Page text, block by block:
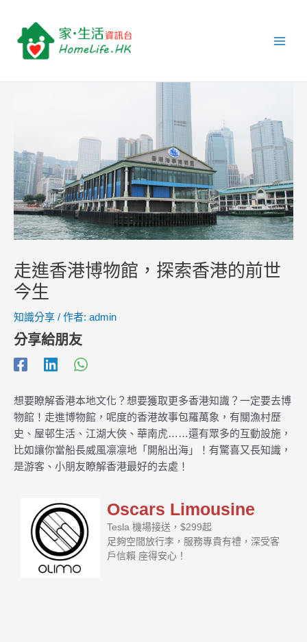
走進香港博物館，探索香港的前世
今生
知識分享 / 作者: admin
分享給朋友
想要瞭解香港本地文化？想要獲取更多香港知識？一定要去博
物館！走進博物館，呢度的香港故事包羅萬象，有關漁村歷
史、屋邨生活、江湖大俠、華南虎……還有眾多的互動設施，
比如讓你當船長威風凛凛地「開船出海」！有驚喜又長知識，
是游客、小朋友瞭解香港最好的去處！
Oscars Limousine
Tesla 機場接送，$299起
足夠空間放行李，服務專貴有禮，深受客
戶信賴 座得安心！
navigation